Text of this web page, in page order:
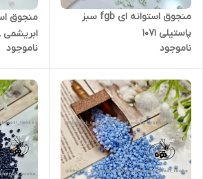
منجوق استوانه ای fgb سبز
پاستیلی ۱۰۷۱
ناموجود
ابریشمی ۳۹۸
ناموجود